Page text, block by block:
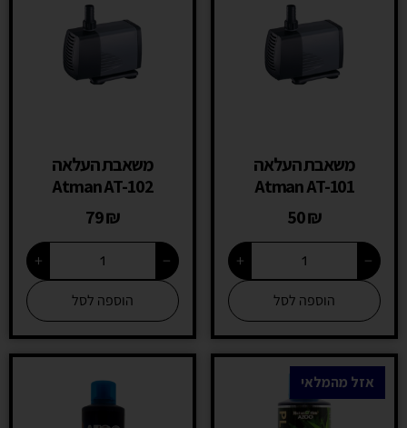
משאבת העלאה
Atman AT-101
50₪
−
+
הוספה לסל
משאבת העלאה
Atman AT-102
79₪
−
+
הוספה לסל
אזל מהמלאי